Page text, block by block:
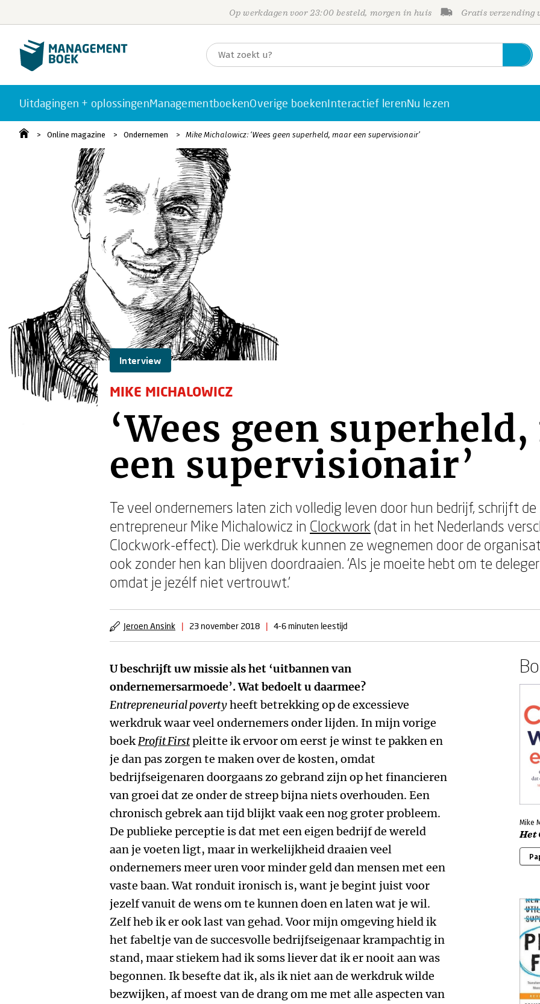
Op werkdagen voor 23:00 besteld, morgen in huis Gratis verzending
Uitdagingen + oplossingenManagementboekenOverige boekenInteractief lerenNu lezen
Online magazine Ondernemen Mike Michalowicz: ‘Wees geen superheld, maar een supervisionair’
Interview
MIKE MICHALOWICZ
‘Wees geen
een supervisionair’
Te veel ondernemers laten zich volledig leven door hun bedrijf, schrijft
entrepreneur Mike Michalowicz in Clockwork (dat in het Nederlands
Clockwork-effect). Die werkdruk kunnen ze wegnemen door de
ook zonder hen kan blijven doordraaien. ‘Als je moeite hebt om te
omdat je jezélf niet vertrouwt.’
Jeroen Ansink | 23 november 2018 | 4-6 minuten leestijd
U beschrijft uw missie als het ‘uitbannen van
ondernemersarmoede’. Wat bedoelt u daarmee?
Entrepreneurial povertyheeft betrekking op de excessieve
werkdruk waar veel ondernemers onder lijden. In mijn vorige
boekProfit Firstpleitte ik ervoor om eerst je winst te pakken en
je dan pas zorgen te maken over de kosten, omdat
bedrijfseigenaren doorgaans zo gebrand zijn op het financieren
van groei dat ze onder de streep bijna niets overhouden. Een
chronisch gebrek aan tijd blijkt vaak een nog groter probleem.
De publieke perceptie is dat met een eigen bedrijf de wereld
aan je voeten ligt, maar in werkelijkheid draaien veel
ondernemers meer uren voor minder geld dan mensen met een
vaste baan. Wat ronduit ironisch is, want je begint juist voor
jezelf vanuit de wens om te kunnen doen en laten wat je wil.
Zelf heb ik er ook last van gehad. Voor mijn omgeving hield ik
het fabeltje van de succesvolle bedrijfseigenaar krampachtig in
stand, maar stiekem had ik soms liever dat ik er nooit aan was
begonnen. Ik besefte dat ik, als ik niet aan de werkdruk wilde
bezwijken, af moest van de drang om me met alle aspecten van
Mike
Het